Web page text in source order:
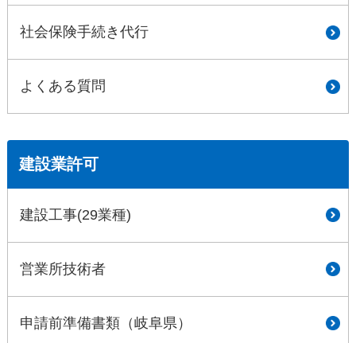
社会保険手続き代行
よくある質問
建設業許可
建設工事(29業種)
営業所技術者
申請前準備書類（岐阜県）